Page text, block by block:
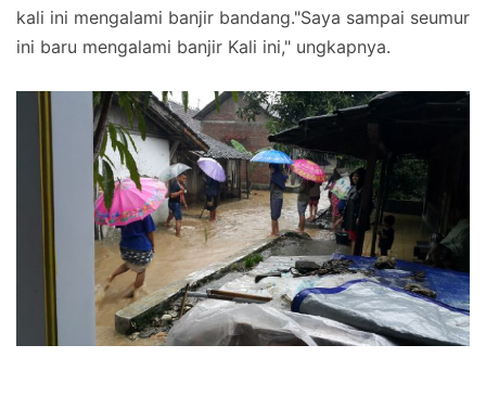
kali ini mengalami banjir bandang."Saya sampai seumur
ini baru mengalami banjir Kali ini," ungkapnya.